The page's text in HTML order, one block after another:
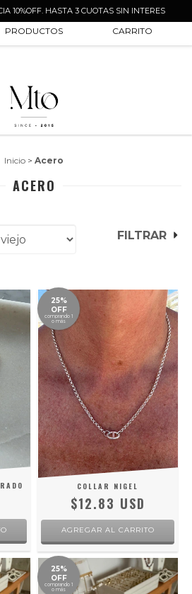
10%OFF. HASTA 3 CUOTAS SIN INTERES
PRODUCTOS CARRITO
0
Inicio > Acero
ACERO
FILTRAR
25%
OFF
comprando 1
o más
COLLAR NIGEL
$12.83 USD
25%
OFF
comprando 1
o más